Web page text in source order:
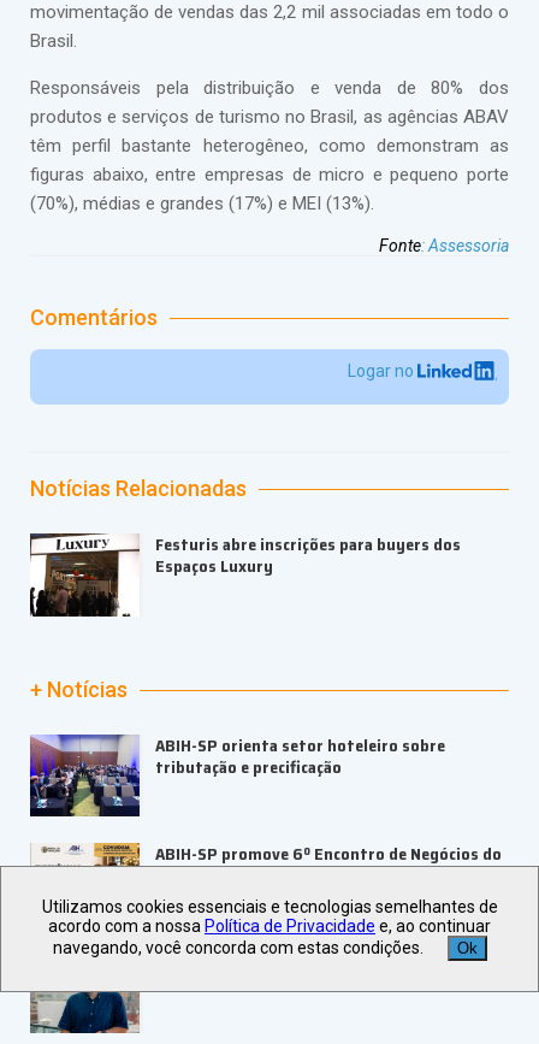
movimentação de vendas das 2,2 mil associadas em todo o
Brasil.
Responsáveis pela distribuição e venda de 80% dos
produtos e serviços de turismo no Brasil, as agências ABAV
têm perfil bastante heterogêneo, como demonstram as
figuras abaixo, entre empresas de micro e pequeno porte
(70%), médias e grandes (17%) e MEI (13%).
Fonte:Assessoria
Comentários
Logar no
Notícias Relacionadas
Festuris abre inscrições para buyers dos
Espaços Luxury
+ Notícias
ABIH-SP orienta setor hoteleiro sobre
tributação e precificação
ABIH-SP promove 6º Encontro de Negócios do
Portal do Hoteleiro no Guarujá
LAMEC 2026 abre inscrições com keynote
Utilizamos cookies essenciais e tecnologias semelhantes de
acordo com a nossa Política de Privacidade e, ao continuar
navegando, você concorda com estas condições.
Ok